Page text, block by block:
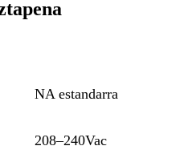
NA estandarra
208–240Vac